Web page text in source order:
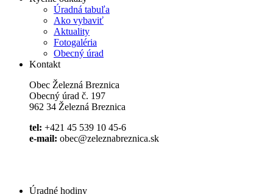
Úradná tabuľa
Ako vybaviť
Aktuality
Fotogaléria
Obecný úrad
Kontakt
Obec Železná Breznica
Obecný úrad č. 197
962 34 Železná Breznica
tel: +421 45 539 10 45-6
e-mail: obec@zeleznabreznica.sk
Úradné hodiny